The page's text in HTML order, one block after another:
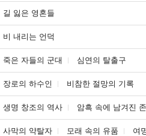
길 잃은 영혼들
비 내리는 언덕
죽은 자들의 군대 심연의 탈출구
장로의 하수인 비참한 절망의 기록
생명 창조의 역사 암흑 속에 남겨진
사막의 약탈자 모래 속의 유품 여